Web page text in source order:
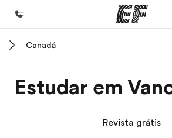
Programas
Canadá
Estudar em
Revista grátis